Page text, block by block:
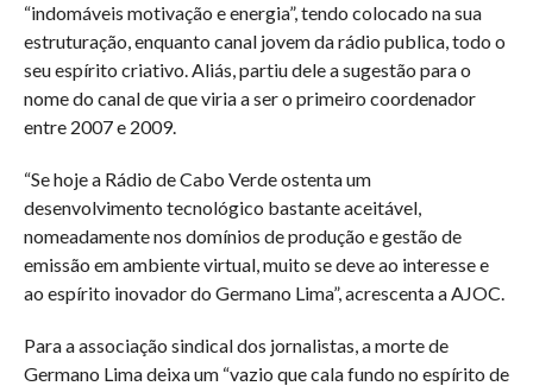
“indomáveis motivação e energia”, tendo colocado na sua
estruturação, enquanto canal jovem da rádio publica, todo o
seu espírito criativo. Aliás, partiu dele a sugestão para o
nome do canal de que viria a ser o primeiro coordenador
entre 2007 e 2009.
“Se hoje a Rádio de Cabo Verde ostenta um
desenvolvimento tecnológico bastante aceitável,
nomeadamente nos domínios de produção e gestão de
emissão em ambiente virtual, muito se deve ao interesse e
ao espírito inovador do Germano Lima”, acrescenta a AJOC.
Para a associação sindical dos jornalistas, a morte de
Germano Lima deixa um “vazio que cala fundo no espírito de